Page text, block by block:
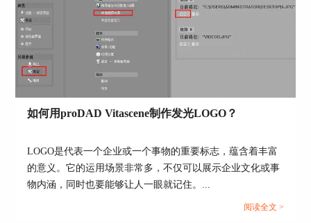
如何用proDAD Vitascene制作发光LOGO？
LOGO是代表一个企业或一个事物的重要标志，蕴含着丰富
的意义。它的运用场景非常多，不仅可以展示企业文化或事
物内涵，同时也要能够让人一眼就记住。...
阅读全文 >